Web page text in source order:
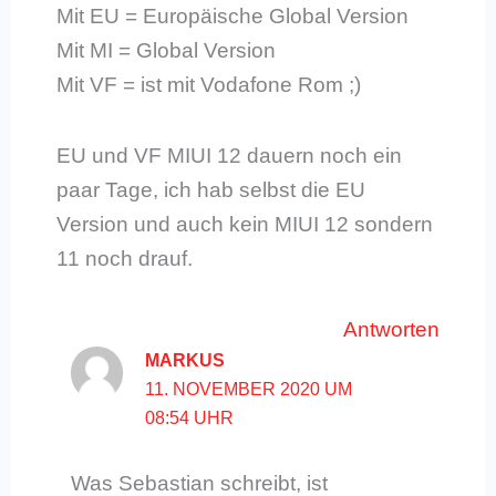
Mit EU = Europäische Global Version
Mit MI = Global Version
Mit VF = ist mit Vodafone Rom ;)
EU und VF MIUI 12 dauern noch ein
paar Tage, ich hab selbst die EU
Version und auch kein MIUI 12 sondern
11 noch drauf.
Antworten
MARKUS
11. NOVEMBER 2020 UM
08:54 UHR
Was Sebastian schreibt, ist